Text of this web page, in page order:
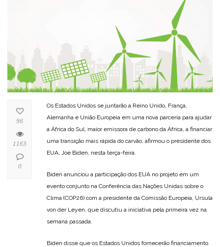
Os Estados Unidos se juntarão a Reino Unido, França,
Alemanha e União Europeia em uma nova parceria para ajudar
a África do Sul, maior emissora de carbono da África, a financiar
uma transição mais rápida do carvão, afirmou o presidente dos
EUA, Joe Biden, nesta terça-feira.
Biden anunciou a participação dos EUA no projeto em um
evento conjunto na Conferência das Nações Unidas sobre o
Clima (COP26) com a presidente da Comissão Europeia, Ursula
von der Leyen, que discutiu a iniciativa pela primeira vez na
semana passada.
Biden disse que os Estados Unidos fornecerão financiamento
96
1163
0